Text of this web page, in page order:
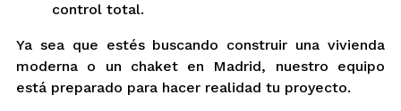
control total.
Ya sea que estés buscando construir una vivienda
moderna o un chaket en Madrid, nuestro equipo
está preparado para hacer realidad tu proyecto.